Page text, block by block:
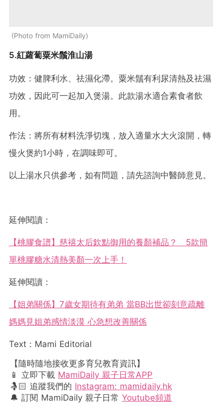
Photo from MamiDaily
5.紅蘿蔔粟米鬚淮山湯
功效：健脾利水、祛濕化滯。粟米鬚有利尿清熱及祛濕
功效，因此可一起加入煲湯。此款湯水適合素食者飲
用。
作法：將所有材料洗淨切塊，放入適量水大火滾開，轉
慢火煲約1小時，在調味即可。
以上湯水只供參考，如有問題，請先諮詢中醫師意見。
延伸閱讀：
【桃膠食譜】慈禧太后欽點御用的養顏補品？ 5款簡
單桃膠糖水清熱美顏一次上手！
延伸閱讀：
【姐弟關係】7歲女期待有弟弟 當BB出世卻刻意疏離
媽媽見姐弟感情淡漠 心急想改善關係
Text：Mami Editorial
【隨時隨地接收更多育兒教育資訊】
📱 立即下載 MamiDaily 親子日常APP
🤱🏻 追蹤我們的 Instagram: mamidaily.hk
🔔 訂閱 MamiDaily 親子日常 Youtube頻道